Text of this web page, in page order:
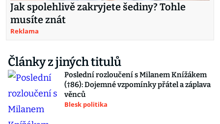
Jak spolehlivě zakryjete šediny? Tohle
musíte znát
Reklama
Články z jiných titulů
Poslední rozloučení s Milanem Knížákem
(†86): Dojemné vzpomínky přátel a záplava
věnců
Blesk politika